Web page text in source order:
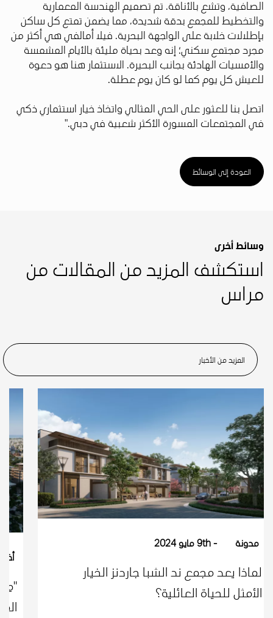
الصافية، وتشع بالأناقة. تم تصميم الهندسة المعمارية
والتخطيط للمجمع بدقة شديدة، مما يضمن تمتع كل ساكن
بإطلالات خلابة على الواجهة البحرية. فيلا أمالفي هي أكثر من
مجرد مجتمع سكني؛ إنه وعد بحياة مليئة بالأيام المشمسة
والأمسيات الهادئة بجانب البحيرة. الاستثمار هنا هو دعوة
للعيش كل يوم كما لو كان يوم عطلة.
اتصل بنا للعثور على الحي المثالي واتخاذ خيار استثماري ذكي
في المجتمعات المسورة الأكثر شعبية في دبي."
العودة إلى الوسائط
وسائط أخرى
استكشف المزيد من المقالات من
مراس
المزيد من الأخبار
مدونة 9th مايو 2024
لماذا يعد مجمع ند الشبا جاردنز الخيار
الأمثل للحياة العائلية؟